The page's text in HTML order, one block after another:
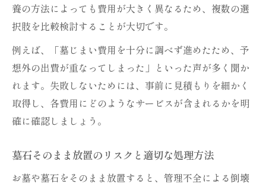
養の方法によっても費用が大きく異なるため、複数の選
択肢を比較検討することが大切です。
例えば、「墓じまい費用を十分に調べず進めたため、予
想外の出費が重なってしまった」といった声が多く聞か
れます。失敗しないためには、事前に見積もりを細かく
取得し、各費用にどのようなサービスが含まれるかを明
確に確認しましょう。
墓石そのまま放置のリスクと適切な処理方法
お墓や墓石をそのまま放置すると、管理不全による倒壊